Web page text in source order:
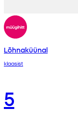
Lõhnaküünal
klaasist
5